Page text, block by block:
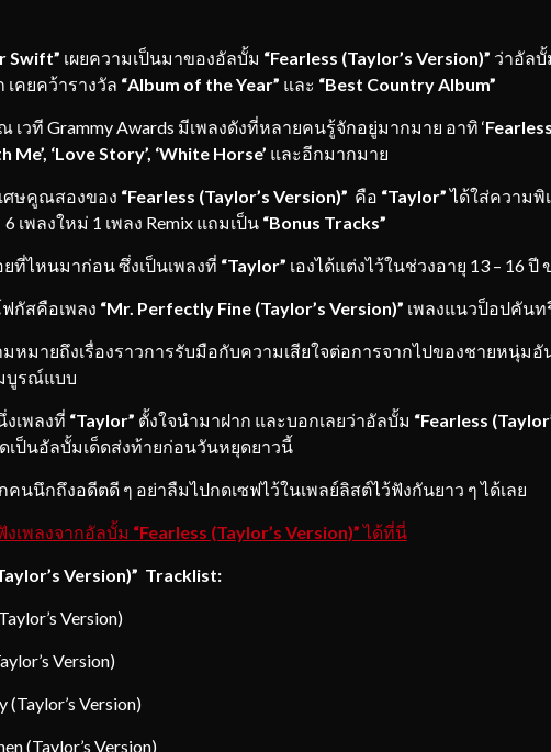
Swift” เผยความเป็นมาของอัลบั้ม “Fearless (Taylor’s Version)” ว่าอัล
เคยคว้ารางวัล “Album of the Year” และ “Best Country Album”
เวที Grammy Awards มีเพลงดังที่หลายคนรู้จักอยู่มากมาย อาทิ ‘
Me’, ‘Love Story’, ‘White Horse’ และอีกมากมาย
ศษคูณสองของ “Fearless (Taylor’s Version)” คือ “Taylor”ได้ใส่ความพิ
เพลงใหม่ 1 เพลง Remix แถมเป็น “Bonus Tracks”
ที่ไหนมาก่อน ซึ่งเป็นเพลงที่ “Taylor” เองได้แต่งไว้ในช่วงอายุ 13 – 16 ปี
กัสคือเพลง “Mr. Perfectly Fine (Taylor’s Version)” เพลงแนวป็อปคันท
มหมายถึงเรื่องราวการรับมือกับความเสียใจต่อการจากไปของชายหนุ่ม
บูรณ์แบบ
เพลงที่ “Taylor” ตั้งใจนำมาฝาก และบอกเลยว่าอัลบั้ม “Fearless
เป็นอัลบั้มเด็ดส่งท้ายก่อนวันหยุดยาวนี้
นนึกถึงอดีตดี ๆ อย่าลืมไปกดเซฟไว้ในเพลย์ลิสต์ไว้ฟังกันยาว ๆ ได้เลย
เพลงจากอัลบั้ม “Fearless (Taylor’s Version)”ได้ที่นี่
Version)” Tracklist:
Version)
Version)
(Taylor’s Version)
(Taylor’s Version)